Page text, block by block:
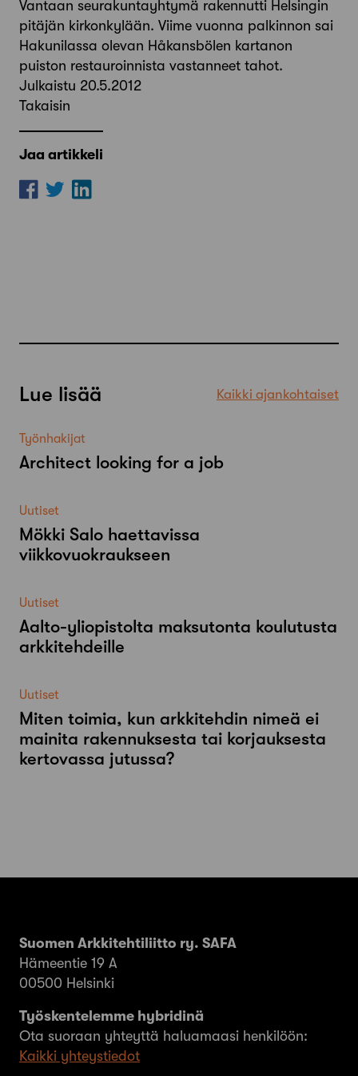
Vantaan seurakuntayhtymä rakennutti Helsingin
pitäjän kirkonkylään. Viime vuonna palkinnon sai
Hakunilassa olevan Håkansbölen kartanon
puiston restauroinnista vastanneet tahot.
Julkaistu 20.5.2012
Takaisin
Jaa artikkeli
Lue lisää Kaikki ajankohtaiset
Työnhakijat
Architect looking for a job
Uutiset
Mökki Salo haettavissa
viikkovuokraukseen
Uutiset
Aalto-​yliopistolta maksutonta koulutusta
arkkitehdeille
Uutiset
Miten toimia, kun arkkitehdin nimeä ei
mainita rakennuksesta tai korjauksesta
kertovassa jutussa?
Suomen Arkkitehtiliitto ry. SAFA
Hämeentie 19 A
00500 Helsinki
Työskentelemme hybridinä
Ota suoraan yhteyttä haluamaasi henkilöön:
Kaikki yhteystiedot